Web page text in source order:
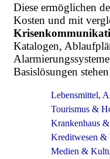
Diese ermöglichen
Kosten und mit
Katalogen,
Basislösungen
Lebensmittel,
Tourismus &
Krankenhaus
Kreditwesen &
Medien &